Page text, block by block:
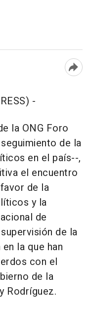
-
la ONG Foro
de la
en el país--,
el encuentro
de la
y la
de
de la
la que han
con el
de la
Rodríguez.